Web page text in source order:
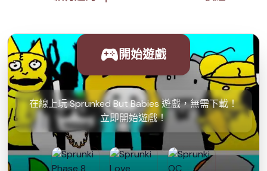
開始遊戲
在線上玩 Sprunked But Babies 遊戲，無需下載！
立即開始遊戲！